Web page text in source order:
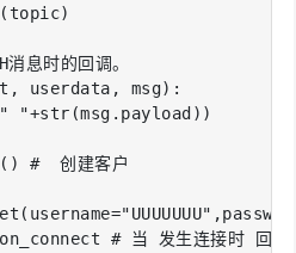
息时的回调。
userdata, msg):
"+str(msg.payload))
#  创建客户
# 当 发生连接时 回调